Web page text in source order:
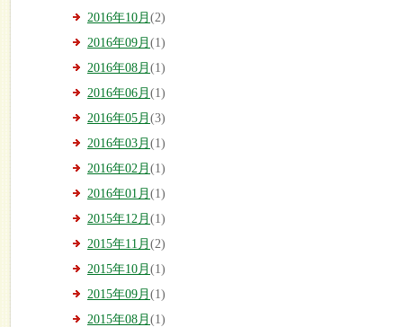
2016年10月 (2)
2016年09月 (1)
2016年08月 (1)
2016年06月 (1)
2016年05月 (3)
2016年03月 (1)
2016年02月 (1)
2016年01月 (1)
2015年12月 (1)
2015年11月 (2)
2015年10月 (1)
2015年09月 (1)
2015年08月 (1)